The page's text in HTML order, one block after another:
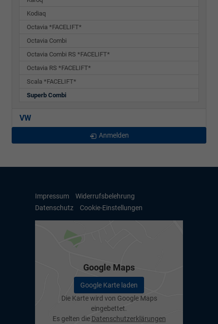
Kodiaq
Octavia *FACELIFT*
Octavia Combi
Octavia Combi RS *FACELIFT*
Octavia RS *FACELIFT*
Scala *FACELIFT*
Superb Combi
VW
Anmelden
Impressum
Widerrufsbelehrung
Datenschutz
Cookie-Einstellungen
Google Maps
Google Karte laden
Die Karte wird von Google Maps
eingebettet.
Es gelten die Datenschutzerklärungen